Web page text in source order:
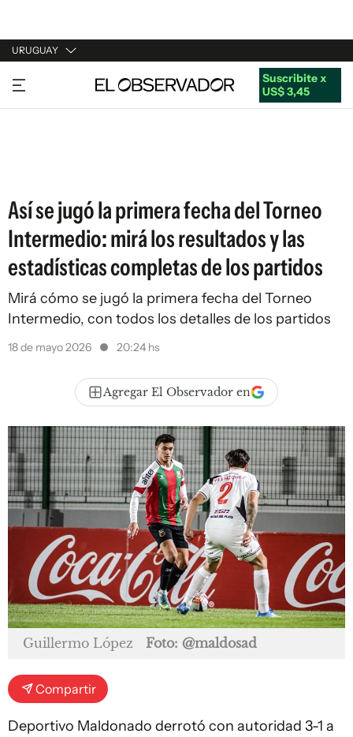
URUGUAY
URUGUAY
ARGENTINA
Suscribite x
US$ 3,45
Así se jugó la primera fecha del Torneo
Intermedio: mirá los resultados y las
estadísticas completas de los partidos
Mirá cómo se jugó la primera fecha del Torneo
Intermedio, con todos los detalles de los partidos
18 de mayo 2026 20:24 hs
Agregar El Observador en
Guillermo López Foto: @maldosad
Compartir
Deportivo Maldonado derrotó con autoridad 3-1 a